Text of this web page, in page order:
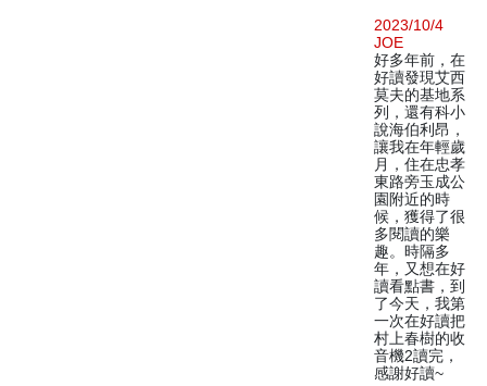
2023/10/4
JOE
好多年前，在
好讀發現艾西
莫夫的基地系
列，還有科小
說海伯利昂，
讓我在年輕歲
月，住在忠孝
東路旁玉成公
園附近的時
候，獲得了很
多閱讀的樂
趣。時隔多
年，又想在好
讀看點書，到
了今天，我第
一次在好讀把
村上春樹的收
音機2讀完，
感謝好讀~